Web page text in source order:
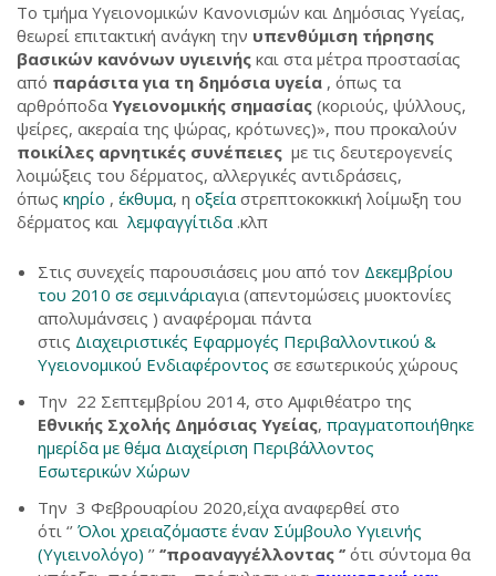
Το τμήμα Υγειονομικών Κανονισμών και Δημόσιας Υγείας,
θεωρεί επιτακτική ανάγκη την υπενθύμιση τήρησης
βασικών κανόνων υγιεινής και στα μέτρα προστασίας
από παράσιτα για τη δημόσια υγεία , όπως τα
αρθρόποδα Υγειονομικής σημασίας (κοριούς, ψύλλους,
ψείρες, ακεραία της ψώρας, κρότωνες)», που προκαλούν
ποικίλες αρνητικές συνέπειες με τις δευτερογενείς
λοιμώξεις του δέρματος, αλλεργικές αντιδράσεις,
όπως κηρίο , έκθυμα, η οξείαστρεπτοκοκκική λοίμωξη του
δέρματος και λεμφαγγίτιδα.κλπ
Στις συνεχείς παρουσιάσεις μου από τον Δεκεμβρίου
του 2010 σε σεμινάριαγια (απεντομώσεις μυοκτονίες
απολυμάνσεις ) αναφέρομαι πάντα
στις Διαχειριστικές Εφαρμογές Περιβαλλοντικού &
Υγειονομικού Ενδιαφέροντος σε εσωτερικούς χώρους
Την 22 Σεπτεμβρίου 2014, στο Αμφιθέατρο της
Εθνικής Σχολής Δημόσιας Υγείας, πραγματοποιήθηκε
ημερίδα με θέμα Διαχείριση Περιβάλλοντος
Εσωτερικών Χώρων
Την 3 Φεβρουαρίου 2020,είχα αναφερθεί στο
ότι ‘’ Όλοι χρειαζόμαστε έναν Σύμβουλο Υγιεινής
(Υγιεινολόγο) ’’ ‘’προαναγγέλλοντας ‘’ ότι σύντομα θα